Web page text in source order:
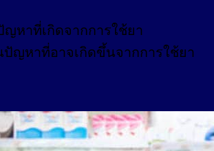
ญหาที่เกิดจากการใช้ยา
ปัญหาที่อาจเกิดขึ้นจากการใช้ยา